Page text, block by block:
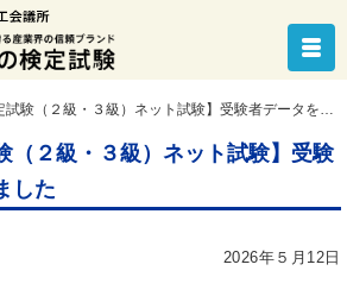
（２級・３級）ネット試験】受験者データを掲載しました
（２級・３級）ネット試験】受験
した
2026年５月12日